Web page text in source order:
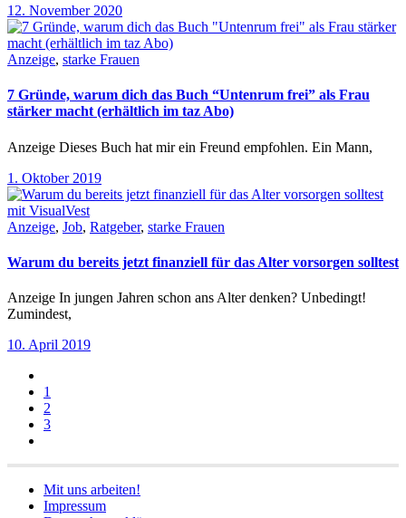
12. November 2020
Anzeige, starke Frauen
7 Gründe, warum dich das Buch “Untenrum frei” als Frau
stärker macht (erhältlich im taz Abo)
Anzeige Dieses Buch hat mir ein Freund empfohlen. Ein Mann,
1. Oktober 2019
Anzeige, Job, Ratgeber, starke Frauen
Warum du bereits jetzt finanziell für das Alter vorsorgen solltest
Anzeige In jungen Jahren schon ans Alter denken? Unbedingt!
Zumindest,
10. April 2019
1
2
3
Mit uns arbeiten!
Impressum